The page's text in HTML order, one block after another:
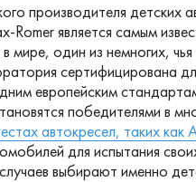
производителя детских
Romer является самым
мире, один из немногих,
сертифицирована
европейским
победителями в
автокресел, таких как
для испытания
выбирают именно